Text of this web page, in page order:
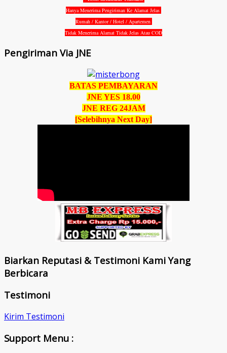
Hanya Menerima Pengiriman Ke Alamat Jelas
Rumah / Kantor / Hotel / Apartemen
Tidak Menerima Alamat Tidak Jelas Atau COD
Pengiriman Via JNE
BATAS PEMBAYARAN
JNE YES 18.00
JNE REG 24JAM
[Selebihnya Next Day]
Biarkan Reputasi & Testimoni Kami Yang
Berbicara
Testimoni
Kirim Testimoni
Support Menu :